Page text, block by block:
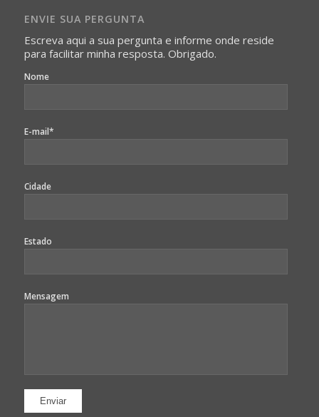
identificação da pessoa fotografada.
ENVIE SUA PERGUNTA
Escreva aqui a sua pergunta e informe onde reside
para facilitar minha resposta. Obrigado.
Nome
E-mail*
Cidade
Estado
Mensagem